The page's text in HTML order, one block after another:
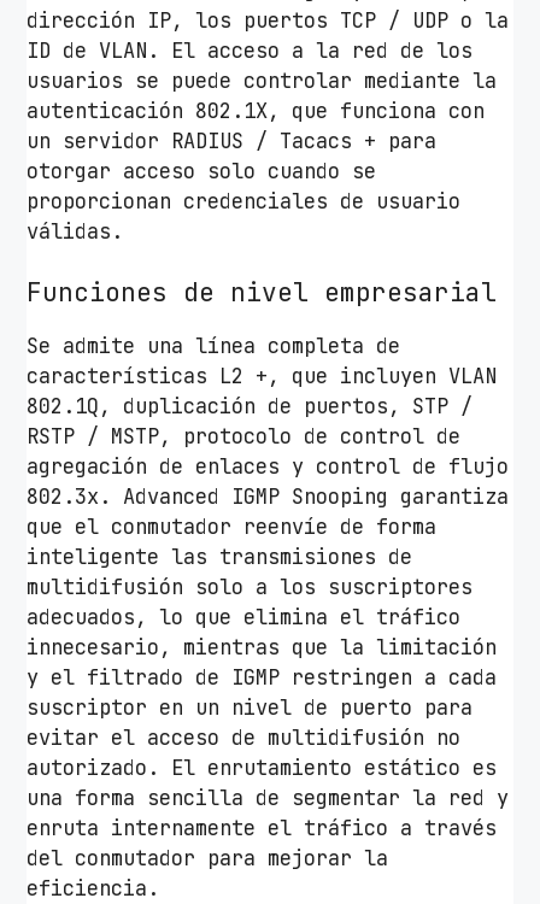
dirección IP, los puertos TCP / UDP o la
ID de VLAN. El acceso a la red de los
usuarios se puede controlar mediante la
autenticación 802.1X, que funciona con
un servidor RADIUS / Tacacs + para
otorgar acceso solo cuando se
proporcionan credenciales de usuario
válidas.
Funciones de nivel empresarial
Se admite una línea completa de
características L2 +, que incluyen VLAN
802.1Q, duplicación de puertos, STP /
RSTP / MSTP, protocolo de control de
agregación de enlaces y control de flujo
802.3x. Advanced IGMP Snooping garantiza
que el conmutador reenvíe de forma
inteligente las transmisiones de
multidifusión solo a los suscriptores
adecuados, lo que elimina el tráfico
innecesario, mientras que la limitación
y el filtrado de IGMP restringen a cada
suscriptor en un nivel de puerto para
evitar el acceso de multidifusión no
autorizado. El enrutamiento estático es
una forma sencilla de segmentar la red y
enruta internamente el tráfico a través
del conmutador para mejorar la
eficiencia.